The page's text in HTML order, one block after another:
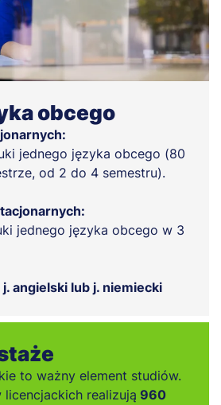
obcego
jednego języka obcego (80
od 2 do 4 semestru).
jednego języka obcego w 3
angielski lub j. niemiecki
to ważny element studiów.
realizują 960